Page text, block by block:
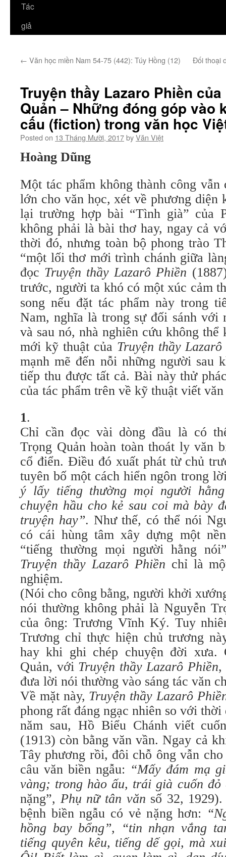
Tác
giả
← Văn học miền Nam 54-75 (442): Túy Hồng (12) Đối thoại
Truyện thầy Lazaro Phiền
Quản – Những đóng góp vào
cấu (fiction) trong văn học
Posted on 13 Tháng Mười, 2017byVăn Việt
Hoàng Dũng
Một tác phẩm không thành công vẫn
lớn cho văn học, xét về phương diện
lại trường hợp bài “Tình già” của
không phải là bài thơ hay, ngay cả
thời đó, nhưng toàn bộ phong trào
“một lối thơ mới trình chánh giữa
đọc Truyện thầy Lazarô Phiền
trước, người ta khó có một xúc cảm
song nếu đặt tác phẩm này trong
Nam, nghĩa là trong sự đối sánh với
và sau nó, nhà nghiên cứu không thể
mới kỹ thuật của Truyện thầy
mạnh mẽ đến nỗi những người sau
tiếp thu được tất cả. Bài này thử
của tác phẩm trên về kỹ thuật viết
1.
Chỉ cần đọc vài dòng đầu là có
Trọng Quản hoàn toàn thoát ly văn
cổ điển. Ðiều đó xuất phát từ chủ
tuyên bố một cách hiển ngôn trong
ý lấy tiếng thường mọi người
chuyện hầu cho kẻ sau coi mà bày
truyện hay”. Như thế, có thể nói
có cái hùng tâm xây dựng một
“tiếng thường mọi người hằng
Truyện thầy Lazarô Phiền chỉ là
nghiệm.
(Nói cho công bằng, người khởi
nói thường không phải là Nguyễn
của ông: Trương Vĩnh Ký. Tuy
Trương chỉ thực hiện chủ trương
hay khi ghi chép chuyện đời xưa.
Quản, với Truyện thầy Lazarô Phiền,
đưa lời nói thường vào sáng tác văn
Về mặt này, Truyện thầy Lazarô
phong rất đáng ngạc nhiên so với
năm sau, Hồ Biểu Chánh viết
(1913) còn bằng văn vần. Ngay cả
Tây phương rồi, đôi chỗ ông vẫn
câu văn biền ngẫu: “Mấy đám mạ
vàng; trong hào ấu, trái già cuốn đỏ
nặng”, Phụ nữ tân văn số 32,
bệnh biền ngẫu có vẻ nặng hơn:
hồng bay bổng”, “tin nhạn vắng
tiếng quyên kêu, tiếng dế gọi, mà